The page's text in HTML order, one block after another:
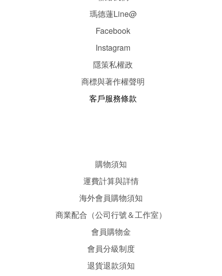
瑪德蓮Line@
Facebook
Instagram
隱策私權政
商標與著作權聲明
客戶服務條款
購物須知
運費計算與詳情
海外會員購物須知
商業配合（公司行號＆工作室）
會員購物金
會員分級制度
退貨退款須知